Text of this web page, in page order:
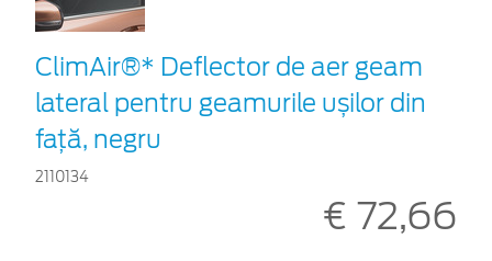
ClimAir®* Deflector de aer geam
lateral pentru geamurile ușilor din
față, negru
2110134
€ 72,66